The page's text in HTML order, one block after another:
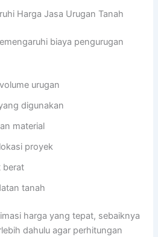
Harga Jasa Urugan Tanah
biaya pengurugan
urugan
digunakan
material
proyek
berat
tanah
harga yang tepat, sebaiknya
dahulu agar perhitungan